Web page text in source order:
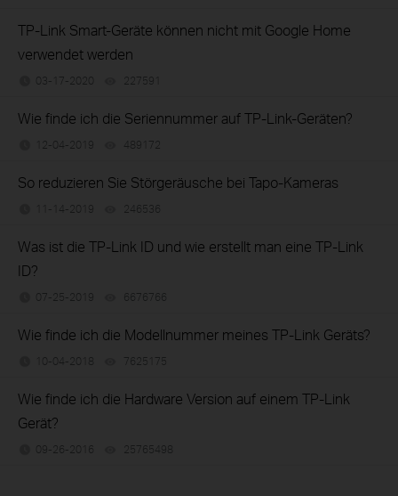
TP-Link Smart-Geräte können nicht mit Google Home
verwendet werden
03-17-2020 227591
Wie finde ich die Seriennummer auf TP-Link-Geräten?
12-04-2019 489172
So reduzieren Sie Störgeräusche bei Tapo-Kameras
11-14-2019 246536
Was ist die TP-Link ID und wie erstellt man eine TP-Link
ID?
07-25-2019 6676766
Wie finde ich die Modellnummer meines TP-Link Geräts?
10-04-2018 7625175
Wie finde ich die Hardware Version auf einem TP-Link
Gerät?
09-26-2016 25765498